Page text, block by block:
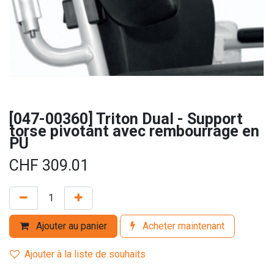
[047-00360] Triton Dual - Support
torse pivotant avec rembourrage en
PU
CHF 309.01
Ajouter au panier Acheter maintenant
Ajouter à la liste de souhaits